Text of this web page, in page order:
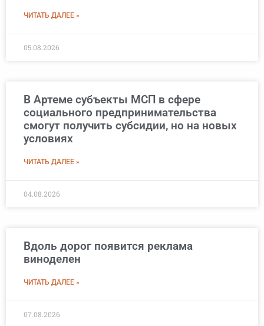
ЧИТАТЬ ДАЛЕЕ »
05.08.2026
В Артеме субъекты МСП в сфере
социального предпринимательства
смогут получить субсидии, но на новых
условиях
ЧИТАТЬ ДАЛЕЕ »
04.08.2026
Вдоль дорог появится реклама
виноделен
ЧИТАТЬ ДАЛЕЕ »
07.08.2026